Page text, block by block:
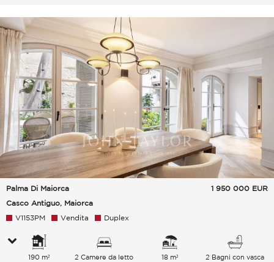
Palma Di Maiorca
Casco Antiguo, Maiorca
1 950 000 EUR
V1153PM Vendita Duplex
190 m² 2 Camere da letto 18 m² 2 Bagni con vasca